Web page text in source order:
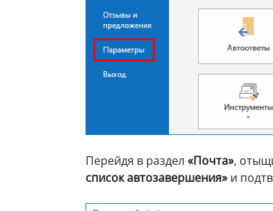
Перейдя в раздел «Почта»,
список автозавершения» и